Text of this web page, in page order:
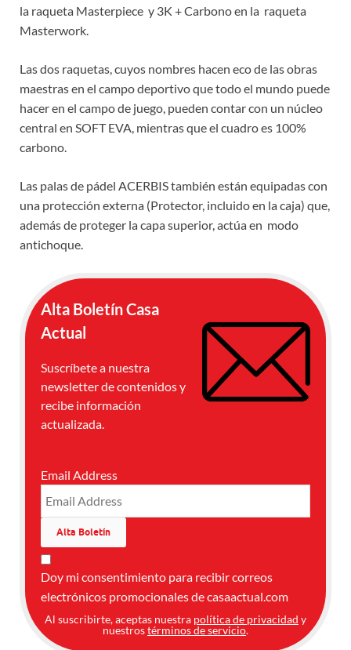
la raqueta Masterpiece y 3K + Carbono en la raqueta
Masterwork.
Las dos raquetas, cuyos nombres hacen eco de las obras
maestras en el campo deportivo que todo el mundo puede
hacer en el campo de juego, pueden contar con un núcleo
central en SOFT EVA, mientras que el cuadro es 100%
carbono.
Las palas de pádel ACERBIS también están equipadas con
una protección externa (Protector, incluido en la caja) que,
además de proteger la capa superior, actúa en modo
antichoque.
Alta Boletín Casa
Actual
Suscríbete a nuestra
newsletter de contenidos y
recibe información
actualizada.
Email Address
Doy mi consentimiento para recibir correos
electrónicos promocionales de casaactual.com
Al suscribirte, aceptas nuestra política de privacidad y
nuestrostérminos de servicio.